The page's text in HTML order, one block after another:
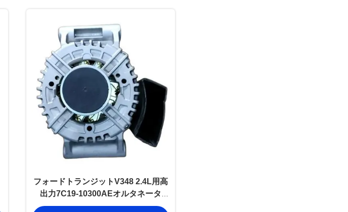
フォードトランジットV348 2.4L用高
出力7C19-10300AEオルタネータ
ー、安定したバッテリー充電と電気